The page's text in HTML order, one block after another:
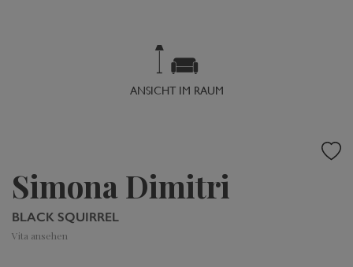
ANSICHT IM RAUM
Simona Dimitri
BLACK SQUIRREL
Vita ansehen